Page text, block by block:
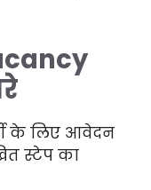
के लिए आवेदन
स्टेप का